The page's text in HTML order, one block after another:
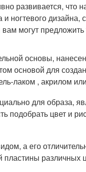
развивается, что
ногтевого
могут
основы,
основой для
лаком , акрилом
для образа,
подобрать цвет и
а его
пластины различных